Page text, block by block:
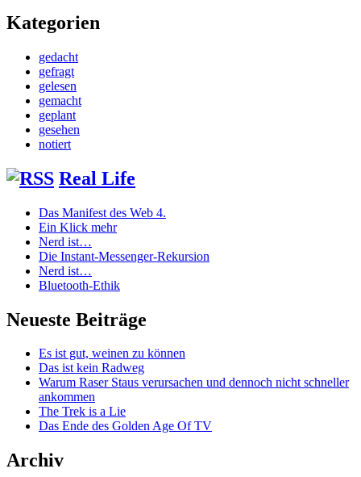
Kategorien
gedacht
gefragt
gelesen
gemacht
geplant
gesehen
notiert
Real Life
Das Manifest des Web 4.
Ein Klick mehr
Nerd ist…
Die Instant-Messenger-Rekursion
Nerd ist…
Bluetooth-Ethik
Neueste Beiträge
Es ist gut, weinen zu können
Das ist kein Radweg
Warum Raser Staus verursachen und dennoch nicht schneller
ankommen
The Trek is a Lie
Das Ende des Golden Age Of TV
Archiv